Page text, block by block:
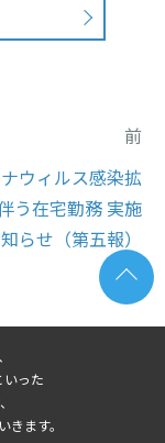
前
ウィルス感染拡
う在宅勤務 実施
らせ（第五報）
った
ます。